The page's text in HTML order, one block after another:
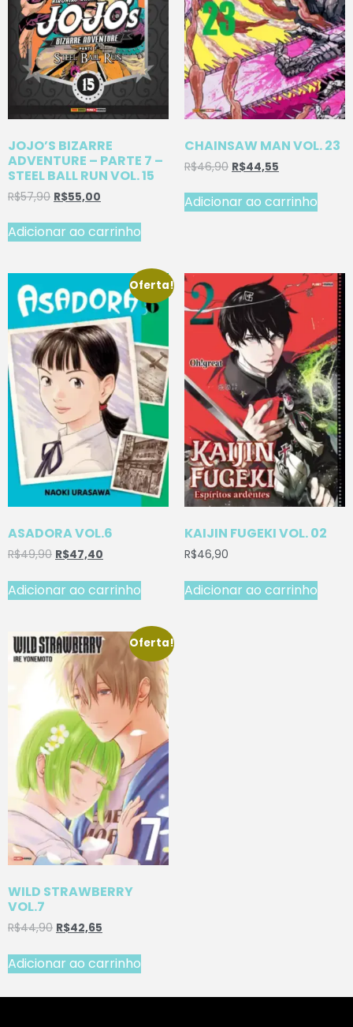
JOJO’S BIZARRE
ADVENTURE – PARTE 7 –
STEEL BALL RUN VOL. 15
R$57,90 R$55,00
Adicionar ao carrinho
CHAINSAW MAN VOL. 23
R$46,90 R$44,55
Adicionar ao carrinho
Oferta!
ASADORA VOL.6
R$49,90 R$47,40
Adicionar ao carrinho
KAIJIN FUGEKI VOL. 02
R$46,90
Adicionar ao carrinho
Oferta!
WILD STRAWBERRY
VOL.7
R$44,90 R$42,65
Adicionar ao carrinho